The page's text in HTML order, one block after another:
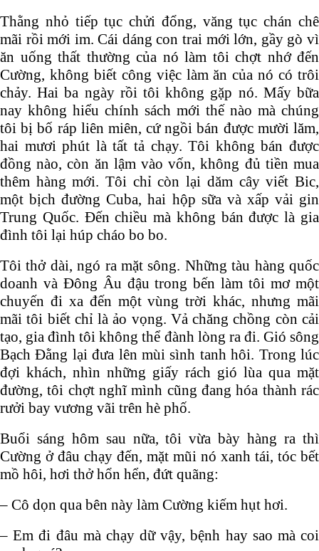
Thằng nhỏ tiếp tục chửi đổng, văng tục chán chê
mãi rồi mới im. Cái dáng con trai mới lớn, gầy gò vì
ăn uống thất thường của nó làm tôi chợt nhớ đến
Cường, không biết công việc làm ăn của nó có trôi
chảy. Hai ba ngày rồi tôi không gặp nó. Mấy bữa
nay không hiểu chính sách mới thế nào mà chúng
tôi bị bố ráp liên miên, cứ ngồi bán được mười lăm,
hai mươi phút là tất tả chạy. Tôi không bán được
đồng nào, còn ăn lậm vào vốn, không đủ tiền mua
thêm hàng mới. Tôi chỉ còn lại dăm cây viết Bic,
một bịch đường Cuba, hai hộp sữa và xấp vải gin
Trung Quốc. Đến chiều mà không bán được là gia
đình tôi lại húp cháo bo bo.
Tôi thở dài, ngó ra mặt sông. Những tàu hàng quốc
doanh và Đông Âu đậu trong bến làm tôi mơ một
chuyến đi xa đến một vùng trời khác, nhưng mãi
mãi tôi biết chỉ là ảo vọng. Vả chăng chồng còn cải
tạo, gia đình tôi không thể đành lòng ra đi. Gió sông
Bạch Đằng lại đưa lên mùi sình tanh hôi. Trong lúc
đợi khách, nhìn những giấy rách gió lùa qua mặt
đường, tôi chợt nghĩ mình cũng đang hóa thành rác
rưởi bay vương vãi trên hè phố.
Buổi sáng hôm sau nữa, tôi vừa bày hàng ra thì
Cường ở đâu chạy đến, mặt mũi nó xanh tái, tóc bết
mồ hôi, hơi thở hổn hển, đứt quãng:
– Cô dọn qua bên này làm Cường kiếm hụt hơi.
– Em đi đâu mà chạy dữ vậy, bệnh hay sao mà coi